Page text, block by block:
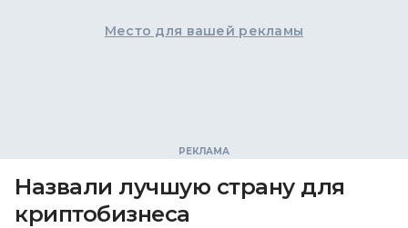
Место для вашей рекламы
Назвали лучшую страну для
криптобизнеса